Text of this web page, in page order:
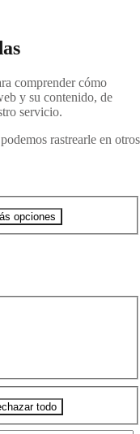
comprender cómo
y su contenido, de
servicio.
rastrearle en otros
opciones
todo